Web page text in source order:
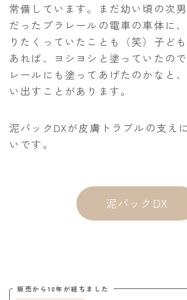
常備しています。まだ幼い頃の次
だったプラレールの電車の車体に
りたくっていたことも（笑）子ど
あれば、ヨシヨシと塗っていたの
レールにも塗ってあげたのかなと
い出すことがあります。
泥パックDXが皮膚トラブルの支え
いです。
泥パックDX
販売から10年が経ちました